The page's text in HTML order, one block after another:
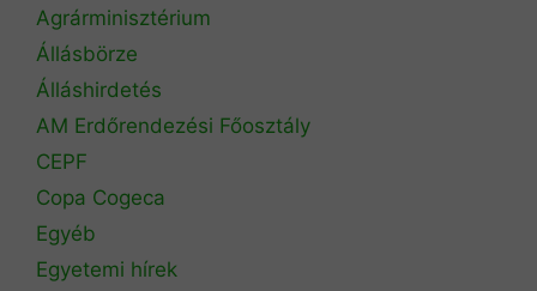
Agrárminisztérium
Állásbörze
Álláshirdetés
AM Erdőrendezési Főosztály
CEPF
Copa Cogeca
Egyéb
Egyetemi hírek